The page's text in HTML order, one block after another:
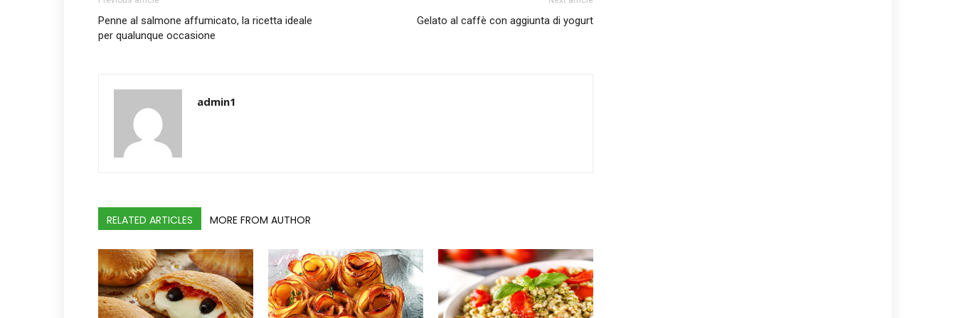
Penne al salmone affumicato, la ricetta ideale
per qualunque occasione
Gelato al caffè con aggiunta di yogurt
admin1
RELATED ARTICLES MORE FROM AUTHOR